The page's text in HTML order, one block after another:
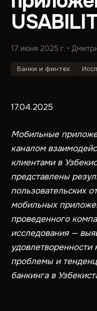
17 июня 2025 г. •
Банки и финтех
17.04.2025
Мобильные
каналом
клиентами в
представлены
пользовательских
мобильных
проведенного
исследования —
удовлетворенности
проблемы и
банкинга в